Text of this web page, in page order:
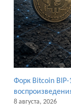
Форк Bitcoin BIP-
8 августа, 2026